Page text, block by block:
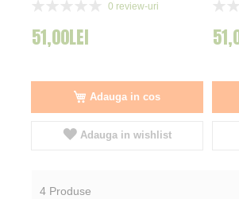
0 review-uri
51,00LEI
Adauga in cos
Adauga in wishlist
4Produse